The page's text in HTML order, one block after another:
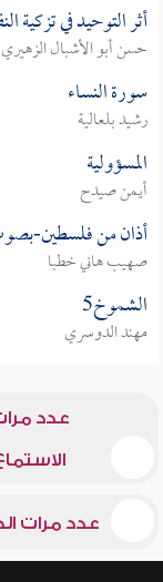
أثر التوحيد في تزكية
حسن أبو الأشبال الزهيري
سورة النساء
رشيد بلعالية
المسؤولية
أيمن صيدح
أذان من فلسطين-
صهيب هاني خطبا
الشموخ5
مهند الدوسري
عدد
عدد مرات